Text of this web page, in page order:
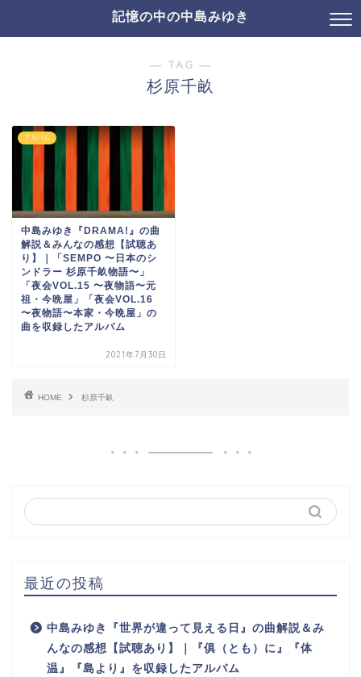
記憶の中の中島みゆき
― TAG ―
杉原千畝
アルバム
中島みゆき『DRAMA!』の曲
解説＆みんなの感想【試聴あ
り】｜「SEMPO 〜日本のシ
ンドラー 杉原千畝物語〜」
「夜会VOL.15 〜夜物語〜元
祖・今晩屋」「夜会VOL.16
〜夜物語〜本家・今晩屋」の
曲を収録したアルバム
2021年7月30日
HOME 杉原千畝
最近の投稿
中島みゆき『世界が違って見える日』の曲解説＆み
んなの感想【試聴あり】｜『俱（とも）に』『体
温』『島より』を収録したアルバム